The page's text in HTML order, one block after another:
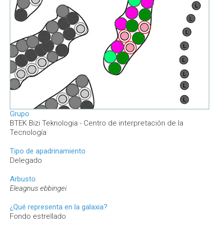
Grupo
BTEK Bizi Teknologia - Centro de interpretación de la
Tecnología
Tipo de apadrinamiento
Delegado
Arbusto
Eleagnus ebbingei
¿Qué representa en la galaxia?
Fondo estrellado